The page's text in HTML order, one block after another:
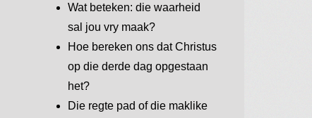
Wat beteken: die waarheid
sal jou vry maak?
Hoe bereken ons dat Christus
op die derde dag opgestaan
het?
Die regte pad of die maklike